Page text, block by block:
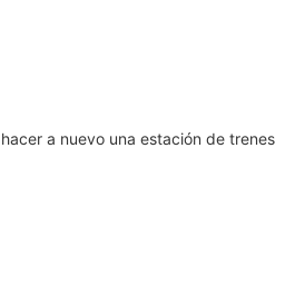
a nuevo una estación de trenes